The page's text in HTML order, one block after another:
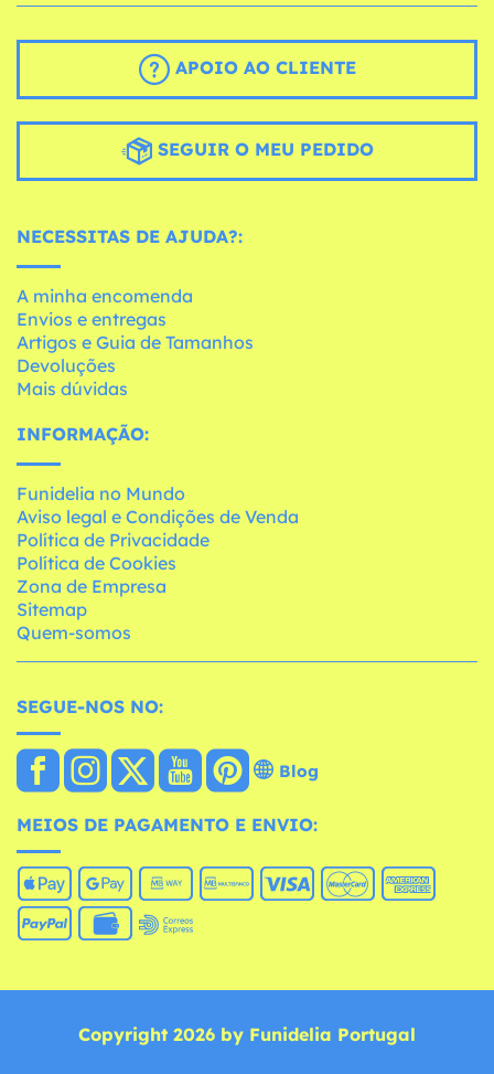
APOIO AO CLIENTE
SEGUIR O MEU PEDIDO
NECESSITAS DE AJUDA?:
A minha encomenda
Envios e entregas
Artigos e Guia de Tamanhos
Devoluções
Mais dúvidas
INFORMAÇÃO:
Funidelia no Mundo
Aviso legal e Condições de Venda
Política de Privacidade
Política de Cookies
Zona de Empresa
Sitemap
Quem-somos
SEGUE-NOS NO:
Blog
MEIOS DE PAGAMENTO E ENVIO:
Copyright 2026 by Funidelia Portugal